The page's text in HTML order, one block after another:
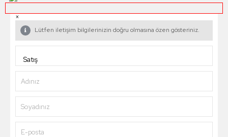
×
Lütfen iletişim bilgilerinizin doğru olmasına özen gösteriniz.
Adınız
Soyadınız
E-posta